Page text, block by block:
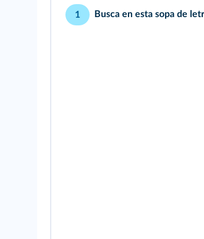
1 Busca en esta sopa de